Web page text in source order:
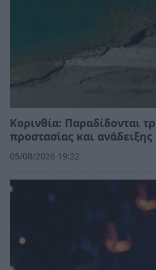
Κορινθία: Παραδίδονται
προστασίας και
05/08/2026 19:22